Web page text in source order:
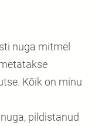
nuga mitmel
Kõik on minu
pildistanud